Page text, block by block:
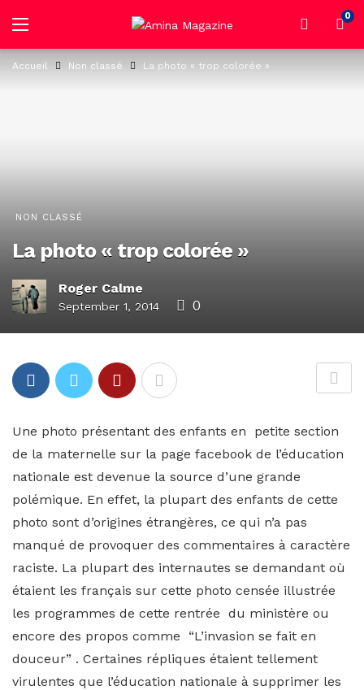
0
Accueil Non classé La photo « trop colorée »
NON CLASSÉ
La photo « trop colorée »
Roger Calme
September 1, 2014 0
Une photo présentant des enfants en petite section
de la maternelle sur la page facebook de l’éducation
nationale est devenue la source d’une grande
polémique. En effet, la plupart des enfants de cette
photo sont d’origines étrangères, ce qui n’a pas
manqué de provoquer des commentaires à caractère
raciste. La plupart des internautes se demandant où
étaient les français sur cette photo censée illustrée
les programmes de cette rentrée du ministère ou
encore des propos comme “L’invasion se fait en
douceur” . Certaines répliques étaient tellement
virulentes que l’éducation nationale à supprimer les